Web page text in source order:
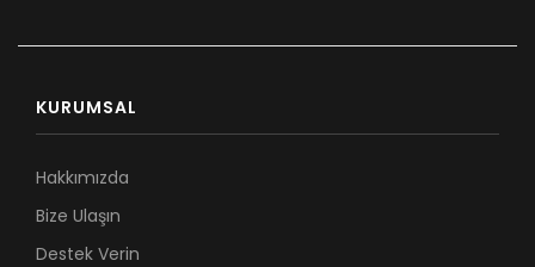
KURUMSAL
Hakkımızda
Bize Ulaşın
Destek Verin